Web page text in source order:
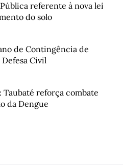
referente à nova lei
do solo
de Contingência de
Civil
Taubaté reforça combate
da Dengue